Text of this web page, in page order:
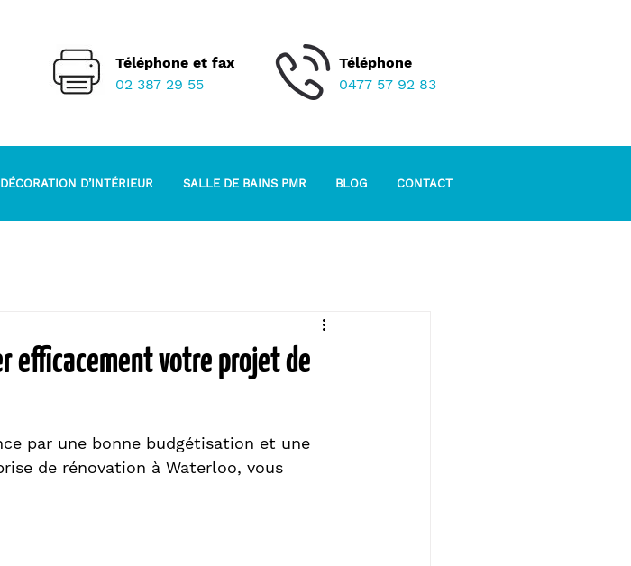
Téléphone et fax
02 387 29 55
Téléphone
0477 57 92 83
DÉCORATION D’INTÉRIEUR SALLE DE BAINS PMR BLOG CONTACT
efficacement votre projet de
par une bonne budgétisation et une
de rénovation à Waterloo, vous